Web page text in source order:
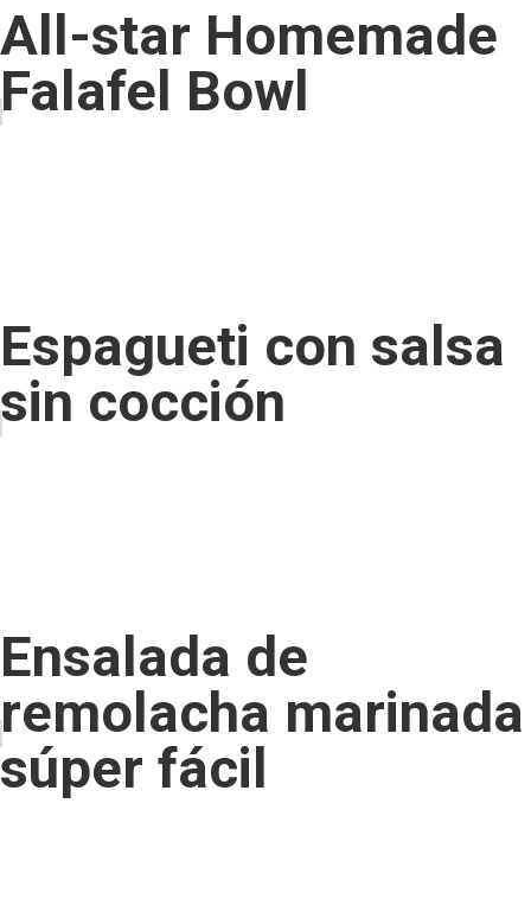
All-star Homemade
Falafel Bowl
Espagueti con salsa
sin cocción
Ensalada de
remolacha marinada
súper fácil